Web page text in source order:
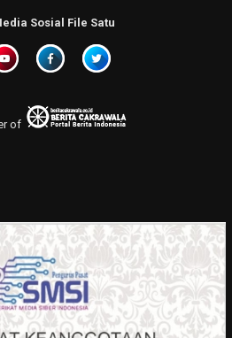
Sosial File Satu
of